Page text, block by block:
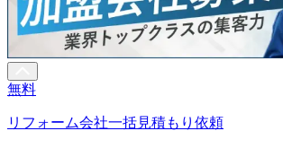
無料
リフォーム会社一括見積もり依頼